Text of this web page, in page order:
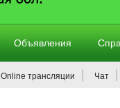
Объявления
Online трансляции Чат